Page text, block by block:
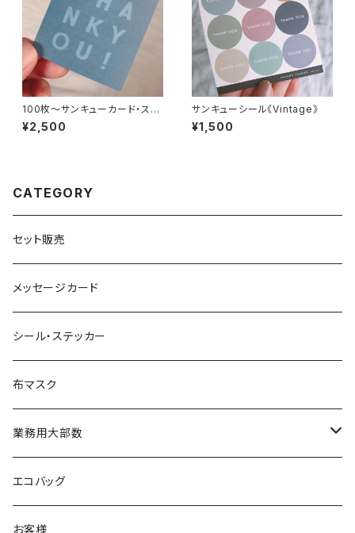
100枚〜サンキューカード・スク
エアロゴ《ダスティーブルー》
¥2,500
サンキューシール《Vintage》
¥1,500
CATEGORY
セット販売
メッセージカード
シール・ステッカー
布マスク
業務用大部数
メッセージカード
エコバッグ
お客様